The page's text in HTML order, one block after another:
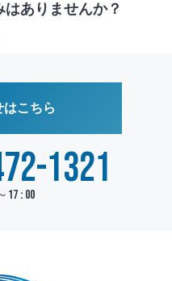
ありませんか？
はこちら
1321
17 : 00